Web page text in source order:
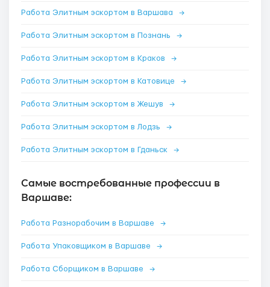
Работа Элитным эскортом в Варшава →
Работа Элитным эскортом в Познань →
Работа Элитным эскортом в Краков →
Работа Элитным эскортом в Катовице →
Работа Элитным эскортом в Жешув →
Работа Элитным эскортом в Лодзь →
Работа Элитным эскортом в Гданьск →
Самые востребованные профессии в
Варшаве:
Работа Разнорабочим в Варшаве →
Работа Упаковщиком в Варшаве →
Работа Сборщиком в Варшаве →